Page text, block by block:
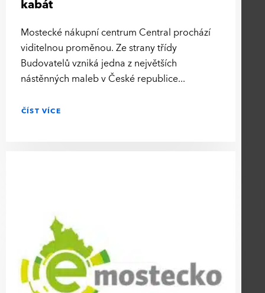
kabát
Mostecké nákupní centrum Central prochází
viditelnou proměnou. Ze strany třídy
Budovatelů vzniká jedna z největších
nástěnných maleb v České republice
ČÍST VÍCE